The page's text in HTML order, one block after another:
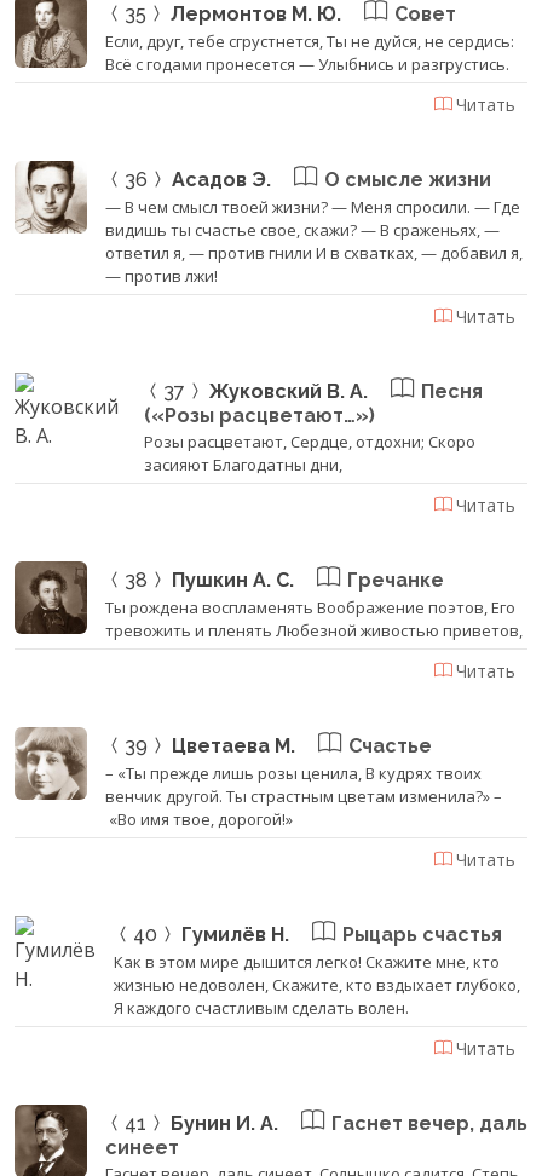
35 Лермонтов М. Ю. Совет
Если, друг, тебе сгрустнется, Ты не дуйся, не сердись:
Всё с годами пронесется — Улыбнись и разгрустись.
Читать
36 Асадов Э. О смысле жизни
— В чем смысл твоей жизни? — Меня спросили. — Где
видишь ты счастье свое, скажи? — В сраженьях, —
ответил я, — против гнили И в схватках, — добавил я,
— против лжи!
Читать
37 Жуковский В. А.
Песня
(«Розы расцветают…»)
Розы расцветают, Сердце, отдохни; Скоро
засияют Благодатны дни,
Читать
38 Пушкин А. С. Гречанке
Ты рождена воспламенять Воображение поэтов, Его
тревожить и пленять Любезной живостью приветов,
Читать
39 Цветаева М. Счастье
– «Ты прежде лишь розы ценила, В кудрях твоих
венчик другой. Ты страстным цветам изменила?» –
«Во имя твое, дорогой!»
Читать
40 Гумилёв Н. Рыцарь счастья
Как в этом мире дышится легко! Скажите мне, кто
жизнью недоволен, Скажите, кто вздыхает глубоко,
Я каждого счастливым сделать волен.
Читать
41 Бунин И. А.
Гаснет вечер, даль
синеет